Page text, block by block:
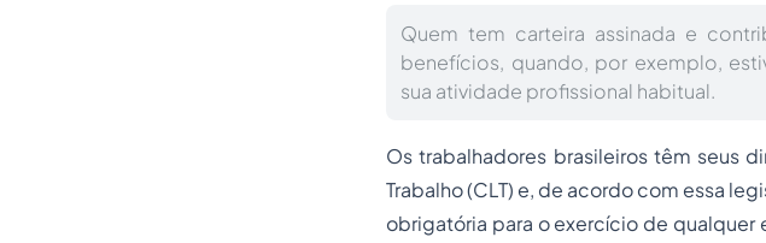
Quem tem carteira assinada e
benefícios, quando, por exemplo,
sua atividade profissional habitual.
Os trabalhadores brasileiros têm seus
Trabalho (CLT) e, de acordo com essa
obrigatória para o exercício de